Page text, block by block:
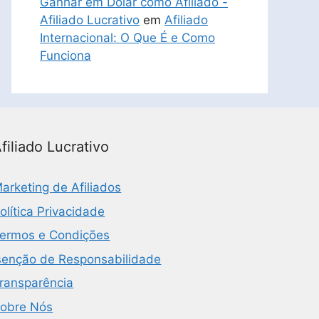
Afiliado Lucrativo em Afiliado
Internacional: O Que É e Como
Funciona
Lucrativo
de Afiliados
Privacidade
e Condições
de Responsabilidade
Nós